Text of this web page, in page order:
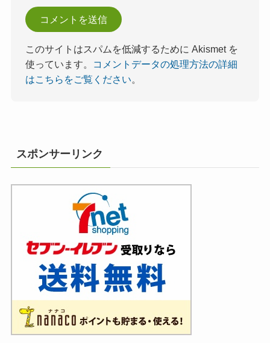
このサイトはスパムを低減するために Akismet を
使っています。
コメントデータの処理方法の詳細
はこちらをご覧ください。
スポンサーリンク